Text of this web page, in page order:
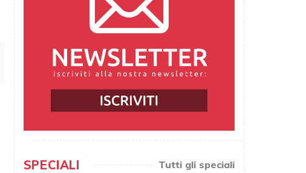
SPECIALI Tutti gli speciali